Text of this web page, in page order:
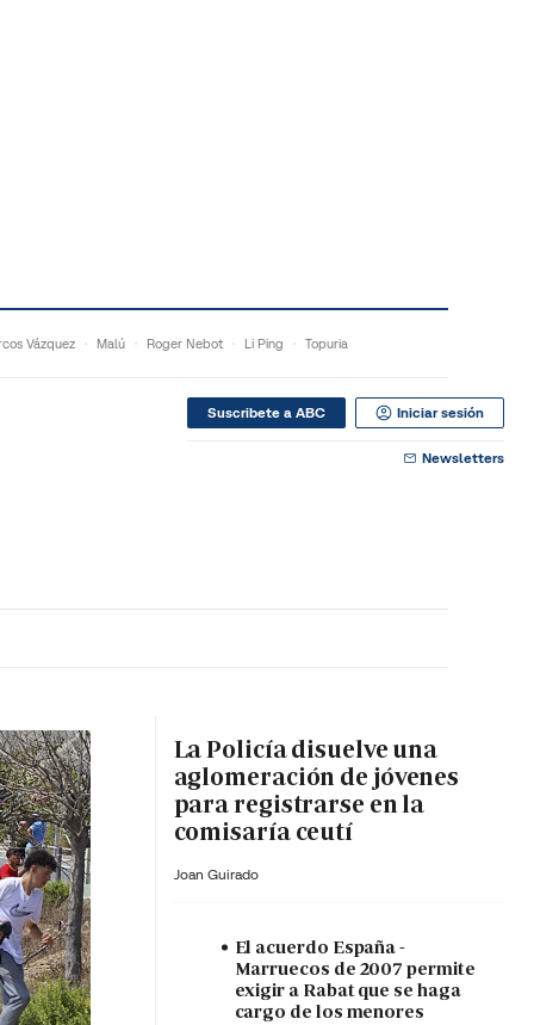
Vázquez Malú Roger Nebot Li Ping Topuria
Suscribete a ABC Iniciar sesión
Newsletters
La Policía disuelve una
aglomeración de jóvenes
para registrarse en la
comisaría ceutí
Joan Guirado
El acuerdo España -
Marruecos de 2007 permite
exigir a Rabat que se haga
cargo de los menores